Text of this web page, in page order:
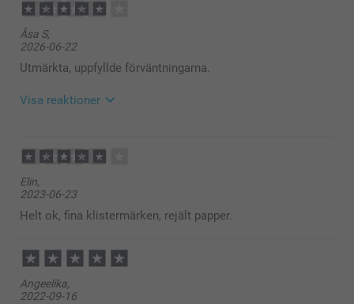
Åsa S,
2026-06-22
Utmärkta, uppfyllde förväntningarna.
Visa reaktioner
11:00
Tack för att du ger oss ⭐⭐⭐⭐! Det glädjer oss att du
är nöjd med våra produkter och service.
Helene @smartphoto
Elin,
2023-06-23
Helt ok, fina klistermärken, rejält papper.
Angeelika,
2022-09-16